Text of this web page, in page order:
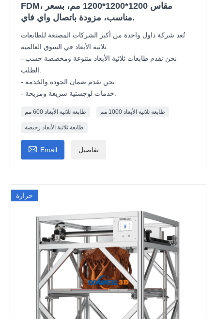
FDM، مقاس 1200*1200*1200 مم، بسعر
مناسب، مزودة باتصال واي فاي.
تُعد شركة داول واحدة من أكبر الشركات المصنعة للطابعات
- نحن نقدم طابعات ثلاثية الأبعاد متنوعة ومخصصة حسب
طابعة ثلاثية الأبعاد 600 مم طابعة ثلاثية الأبعاد 1000 مم
طابعة ثلاثية الأبعاد رخيصة
 Email تفاصيل
حرارة